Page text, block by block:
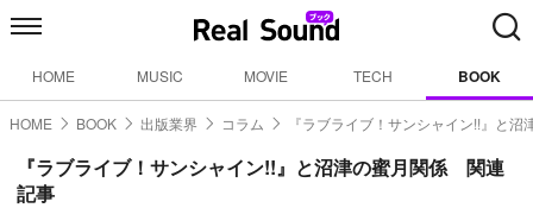
HOME MUSIC MOVIE TECH BOOK
HOME BOOK 出版業界 コラム 『ラブライブ！サンシャイン!!』と沼
『ラブライブ！サンシャイン!!』と沼津の蜜月関係 関連
記事